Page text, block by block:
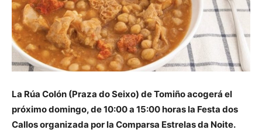
La Rúa Colón (Praza do Seixo) de Tomiño acogerá el
próximo domingo, de 10:00 a 15:00 horas la Festa dos
Callos organizada por la Comparsa Estrelas da Noite.